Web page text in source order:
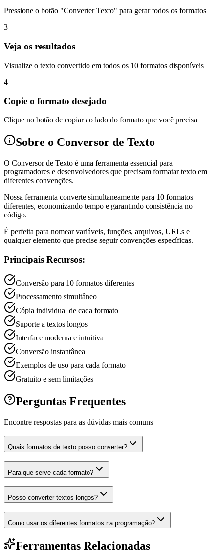
Pressione o botão "Converter Texto" para gerar todos os formatos
3
Veja os resultados
Visualize o texto convertido em todos os 10 formatos disponíveis
4
Copie o formato desejado
Clique no botão de copiar ao lado do formato que você precisa
Sobre o Conversor de Texto
O Conversor de Texto é uma ferramenta essencial para
programadores e desenvolvedores que precisam formatar texto em
diferentes convenções.
Nossa ferramenta converte simultaneamente para 10 formatos
diferentes, economizando tempo e garantindo consistência no
código.
É perfeita para nomear variáveis, funções, arquivos, URLs e
qualquer elemento que precise seguir convenções específicas.
Principais Recursos:
Conversão para 10 formatos diferentes
Processamento simultâneo
Cópia individual de cada formato
Suporte a textos longos
Interface moderna e intuitiva
Conversão instantânea
Exemplos de uso para cada formato
Gratuito e sem limitações
Perguntas Frequentes
Encontre respostas para as dúvidas mais comuns
Quais formatos de texto posso converter?
Para que serve cada formato?
Posso converter textos longos?
Como usar os diferentes formatos na programação?
Ferramentas Relacionadas